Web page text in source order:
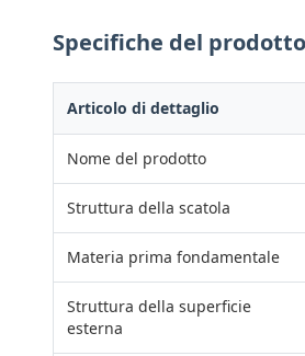
Specifiche del prodotto
Articolo di dettaglio
Nome del prodotto
Struttura della scatola
Materia prima fondamentale
Struttura della superficie
esterna